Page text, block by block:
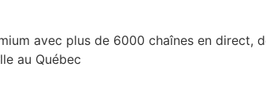
avec plus de 6000 chaînes en
au Québec